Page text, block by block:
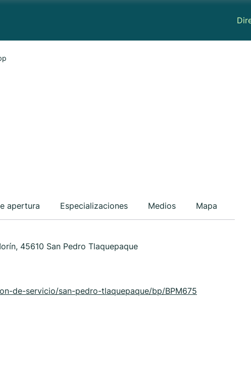
apertura Especializaciones Medios Mapa
45610 San Pedro Tlaquepaque
de-servicio/san-pedro-tlaquepaque/bp/BPM675